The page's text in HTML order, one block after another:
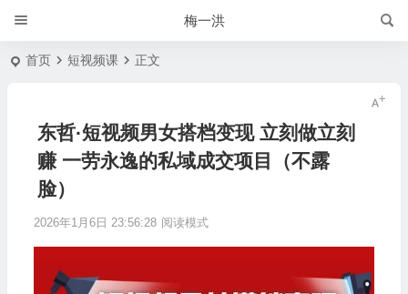
梅一洪
首页 短视频课 正文
东哲·短视频男女搭档变现 立刻做立刻
赚 一劳永逸的私域成交项目（不露
脸）
2026年1月6日 23:56:28 阅读模式